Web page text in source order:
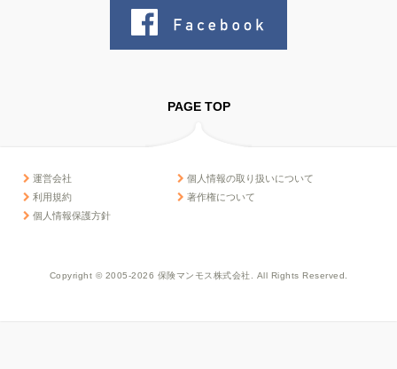
PAGE TOP
運営会社
利用規約
個人情報保護方針
個人情報の取り扱いについて
著作権について
Copyright © 2005-2026 保険マンモス株式会社. All Rights Reserved.